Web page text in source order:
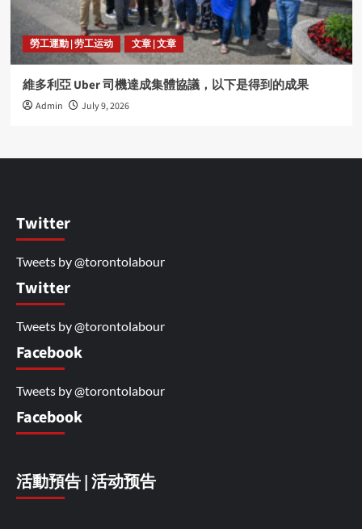
勞工運動 | 劳工运动 文章 | 文章
維多利亞 Uber 司機達成集體協議，以下是得到的成果
Admin July 9, 2026
Twitter
Tweets by @torontolabour
Twitter
Tweets by @torontolabour
Facebook
Tweets by @torontolabour
Facebook
活動預告 | 活动预告